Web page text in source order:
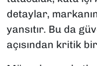
detaylar,
yansıtır. Bu da
açısından kritik